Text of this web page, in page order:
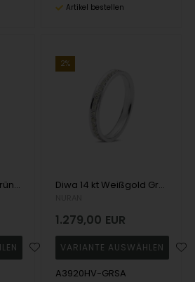
Artikel bestellen
Diwa 14 kt Rotgold Grüner Saphir Allianz Ring, von Nuran
2%
Diwa 14 kt Weißgold Grüner Saphir Allianz Ring, von Nuran
1.279,00 EUR
A3920HV-GRSA